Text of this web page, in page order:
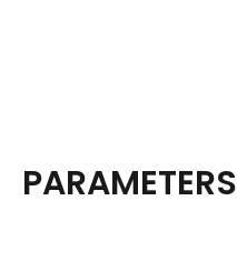
PARAMETERS